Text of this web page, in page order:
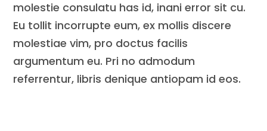
molestie consulatu has id, inani error sit cu.
Eu tollit incorrupte eum, ex mollis discere
molestiae vim, pro doctus facilis
argumentum eu. Pri no admodum
referrentur, libris denique antiopam id eos.